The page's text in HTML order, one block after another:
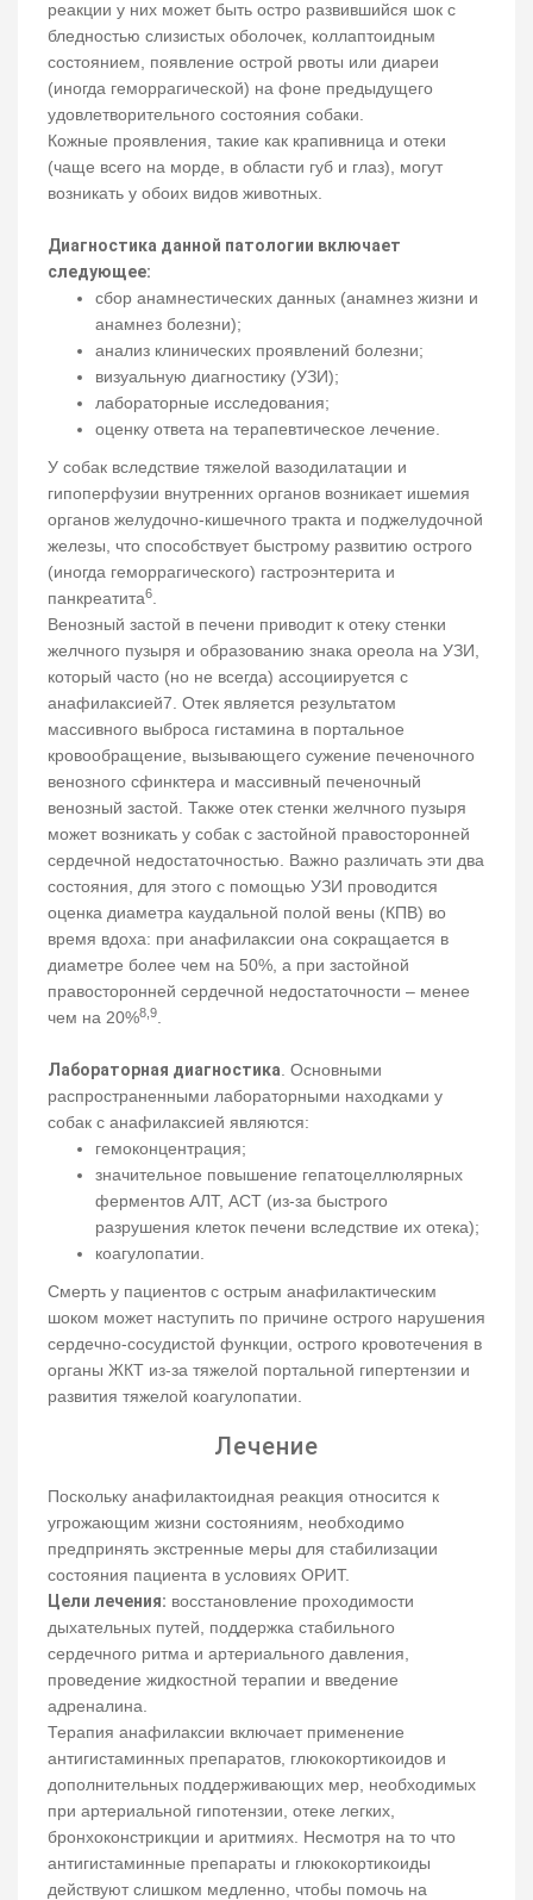
реакции у них может быть остро развившийся шок с
бледностью слизистых оболочек, коллаптоидным
состоянием, появление острой рвоты или диареи
(иногда геморрагической) на фоне предыдущего
удовлетворительного состояния собаки.
Кожные проявления, такие как крапивница и отеки
(чаще всего на морде, в области губ и глаз), могут
возникать у обоих видов животных.
Диагностика данной патологии включает
следующее:
сбор анамнестических данных (анамнез жизни и
анамнез болезни);
анализ клинических проявлений болезни;
визуальную диагностику (УЗИ);
лабораторные исследования;
оценку ответа на терапевтическое лечение.
У собак вследствие тяжелой вазодилатации и
гипоперфузии внутренних органов возникает ишемия
органов желудочно-кишечного тракта и поджелудочной
железы, что способствует быстрому развитию острого
(иногда геморрагического) гастроэнтерита и
панкреатита6
Венозный застой в печени приводит к отеку стенки
желчного пузыря и образованию знака ореола на УЗИ,
который часто (но не всегда) ассоциируется с
анафилаксией7. Отек является результатом
массивного выброса гистамина в портальное
кровообращение, вызывающего сужение печеночного
венозного сфинктера и массивный печеночный
венозный застой. Также отек стенки желчного пузыря
может возникать у собак с застойной правосторонней
сердечной недостаточностью. Важно различать эти два
состояния, для этого с помощью УЗИ проводится
оценка диаметра каудальной полой вены (КПВ) во
время вдоха: при анафилаксии она сокращается в
диаметре более чем на 50%, а при застойной
правосторонней сердечной недостаточности – менее
чем на 20%8,9
Лабораторная диагностика . Основными
распространенными лабораторными находками у
собак с анафилаксией являются:
гемоконцентрация;
значительное повышение гепатоцеллюлярных
ферментов АЛТ, АСТ (из-за быстрого
разрушения клеток печени вследствие их отека);
коагулопатии.
Смерть у пациентов с острым анафилактическим
шоком может наступить по причине острого нарушения
сердечно-сосудистой функции, острого кровотечения в
органы ЖКТ из-за тяжелой портальной гипертензии и
развития тяжелой коагулопатии.
Лечение
Поскольку анафилактоидная реакция относится к
угрожающим жизни состояниям, необходимо
предпринять экстренные меры для стабилизации
состояния пациента в условиях ОРИТ.
Цели лечения: восстановление проходимости
дыхательных путей, поддержка стабильного
сердечного ритма и артериального давления,
проведение жидкостной терапии и введение
адреналина.
Терапия анафилаксии включает применение
антигистаминных препаратов, глюкокортикоидов и
дополнительных поддерживающих мер, необходимых
при артериальной гипотензии, отеке легких,
бронхоконстрикции и аритмиях. Несмотря на то что
антигистаминные препараты и глюкокортикоиды
действуют слишком медленно, чтобы помочь на